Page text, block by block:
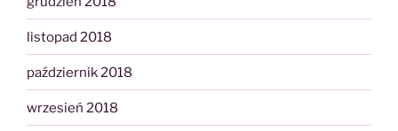
listopad 2018
październik 2018
wrzesień 2018